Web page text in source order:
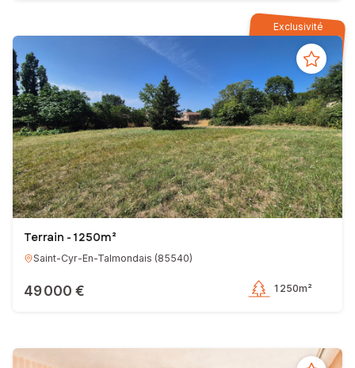
Exclusivité
Terrain - 1 250m²
Saint-Cyr-En-Talmondais (85540)
49 000 € 1 250m²